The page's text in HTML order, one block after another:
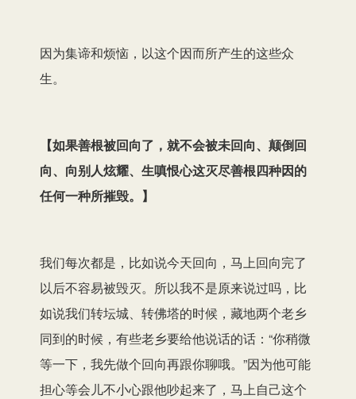
因为集谛和烦恼，以这个因而所产生的这些众
生。
【如果善根被回向了，就不会被未回向、颠倒回
向、向别人炫耀、生嗔恨心这灭尽善根四种因的
任何一种所摧毁。 】
我们每次都是，比如说今天回向，马上回向完了
以后不容易被毁灭。所以我不是原来说过吗，比
如说我们转坛城、转佛塔的时候，藏地两个老乡
同到的时候，有些老乡要给他说话的话：“你稍微
等一下，我先做个回向再跟你聊哦。”因为他可能
担心等会儿不小心跟他吵起来了，马上自己这个